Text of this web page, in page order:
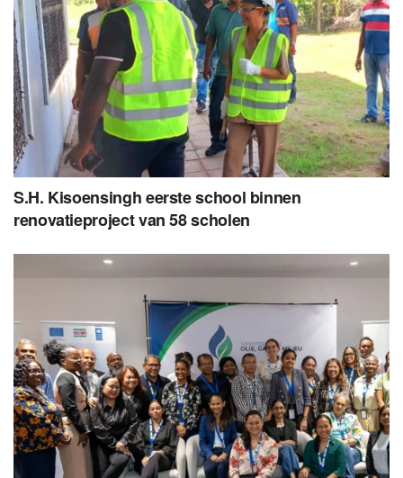
S.H. Kisoensingh eerste school binnen
renovatieproject van 58 scholen